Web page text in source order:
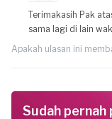
Terimakasih Pak
sama lagi di lain
Apakah ulasan ini
Sudah pernah